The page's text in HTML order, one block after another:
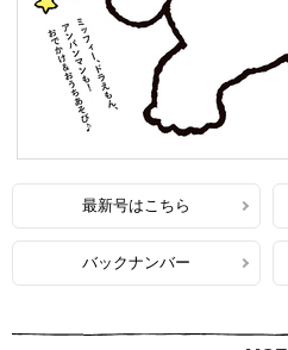
最新号はこちら
バックナンバー